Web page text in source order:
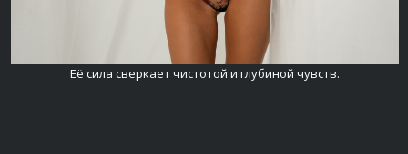
Её сила сверкает чистотой и глубиной чувств.